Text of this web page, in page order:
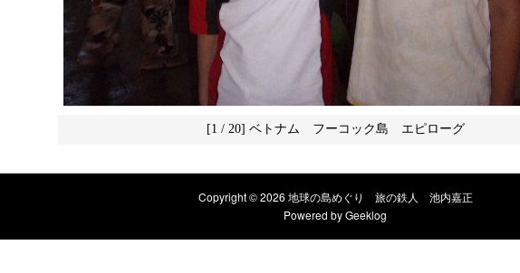
[1 / 20] ベトナム フーコック島 エピローグ
Copyright © 2026 地球の島めぐり 旅の鉄人 池内嘉正
Powered byGeeklog